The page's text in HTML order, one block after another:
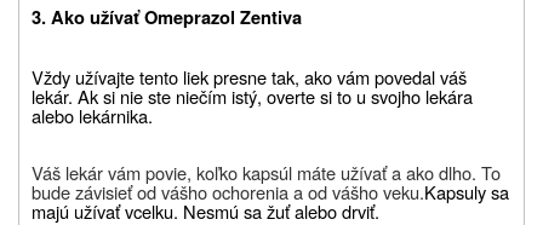
3. Ako užívať Omeprazol Zentiva
Vždy užívajte tento liek presne tak, ako vám povedal váš
lekár. Ak si nie ste niečím istý, overte si to u svojho lekára
alebo lekárnika.
Váš lekár vám povie, koľko kapsúl máte užívať a ako dlho. To
bude závisieť od vášho ochorenia a od vášho veku.Kapsuly sa
majú užívať vcelku. Nesmú sa žuť alebo drviť.